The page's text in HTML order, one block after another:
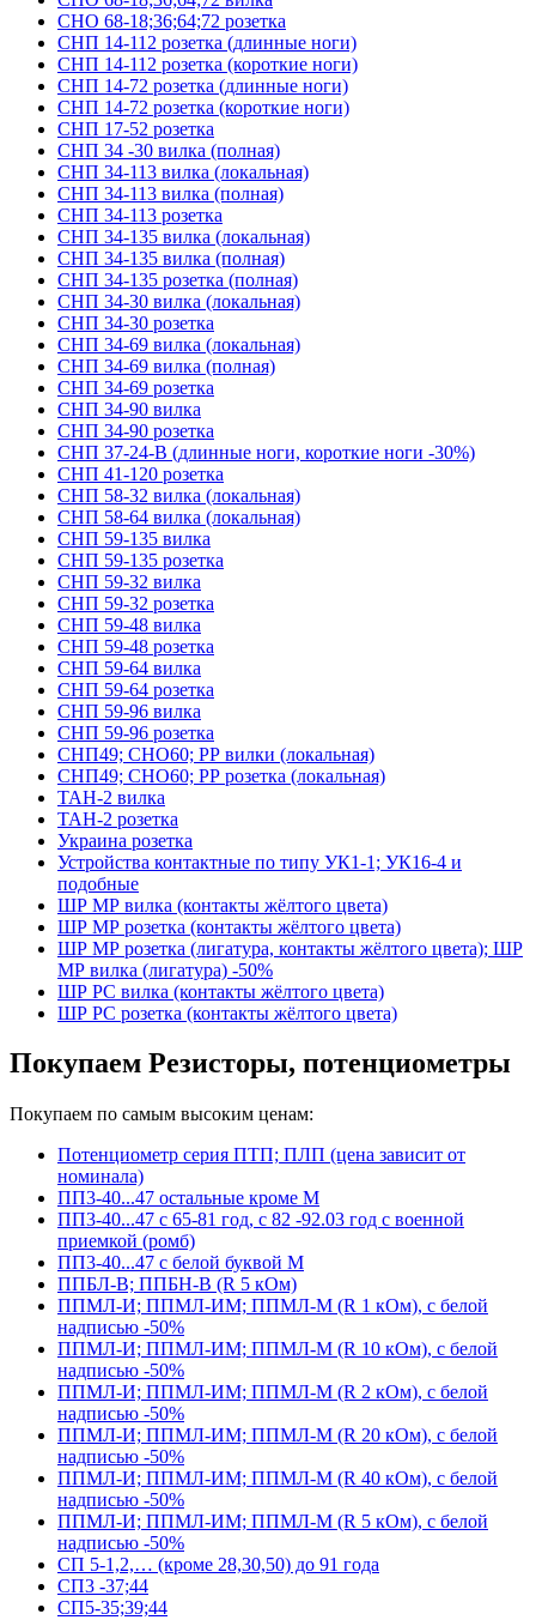
СНО 68-18;36;64;72 розетка
СНП 14-112 розетка (длинные ноги)
СНП 14-112 розетка (короткие ноги)
СНП 14-72 розетка (длинные ноги)
СНП 14-72 розетка (короткие ноги)
СНП 17-52 розетка
СНП 34 -30 вилка (полная)
СНП 34-113 вилка (локальная)
СНП 34-113 вилка (полная)
СНП 34-113 розетка
СНП 34-135 вилка (локальная)
СНП 34-135 вилка (полная)
СНП 34-135 розетка (полная)
СНП 34-30 вилка (локальная)
СНП 34-30 розетка
СНП 34-69 вилка (локальная)
СНП 34-69 вилка (полная)
СНП 34-69 розетка
СНП 34-90 вилка
СНП 34-90 розетка
СНП 37-24-В (длинные ноги, короткие ноги -30%)
СНП 41-120 розетка
СНП 58-32 вилка (локальная)
СНП 58-64 вилка (локальная)
СНП 59-135 вилка
СНП 59-135 розетка
СНП 59-32 вилка
СНП 59-32 розетка
СНП 59-48 вилка
СНП 59-48 розетка
СНП 59-64 вилка
СНП 59-64 розетка
СНП 59-96 вилка
СНП 59-96 розетка
СНП49; СНО60; РР вилки (локальная)
СНП49; СНО60; РР розетка (локальная)
ТАН-2 вилка
ТАН-2 розетка
Украина розетка
Устройства контактные по типу УК1-1; УК16-4 и
подобные
ШР МР вилка (контакты жёлтого цвета)
ШР МР розетка (контакты жёлтого цвета)
ШР МР розетка (лигатура, контакты жёлтого цвета); ШР
МР вилка (лигатура) -50%
ШР РС вилка (контакты жёлтого цвета)
ШР РС розетка (контакты жёлтого цвета)
Покупаем Резисторы, потенциометры
Покупаем по самым высоким ценам:
Потенциометр серия ПТП; ПЛП (цена зависит от
номинала)
ПП3-40...47 остальные кроме М
ПП3-40...47 с 65-81 год, с 82 -92.03 год с военной
приемкой (ромб)
ПП3-40...47 с белой буквой М
ППБЛ-В; ППБН-В (R 5 кОм)
ППМЛ-И; ППМЛ-ИМ; ППМЛ-М (R 1 кОм), с белой
надписью -50%
ППМЛ-И; ППМЛ-ИМ; ППМЛ-М (R 10 кОм), с белой
надписью -50%
ППМЛ-И; ППМЛ-ИМ; ППМЛ-М (R 2 кОм), с белой
надписью -50%
ППМЛ-И; ППМЛ-ИМ; ППМЛ-М (R 20 кОм), с белой
надписью -50%
ППМЛ-И; ППМЛ-ИМ; ППМЛ-М (R 40 кОм), с белой
надписью -50%
ППМЛ-И; ППМЛ-ИМ; ППМЛ-М (R 5 кОм), с белой
надписью -50%
СП 5-1,2,… (кроме 28,30,50) до 91 года
СП3 -37;44
СП5-35;39;44